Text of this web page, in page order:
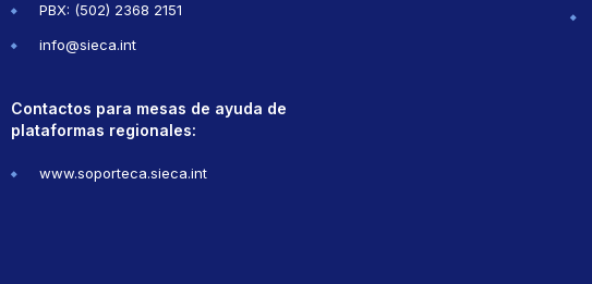
PBX: (502) 2368 2151
info@sieca.int
Contactos para mesas de ayuda de
plataformas regionales:
www.soporteca.sieca.int